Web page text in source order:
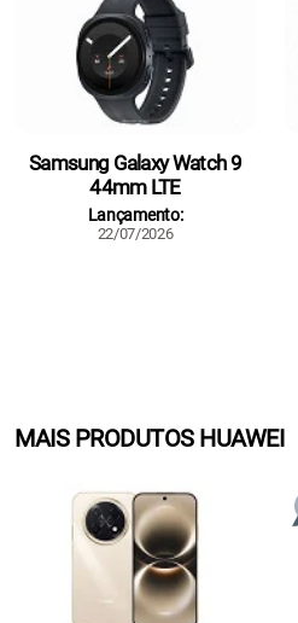
Samsung Galaxy Watch 9
44mm LTE
Lançamento:
22/07/2026
MAIS PRODUTOS HUAWEI